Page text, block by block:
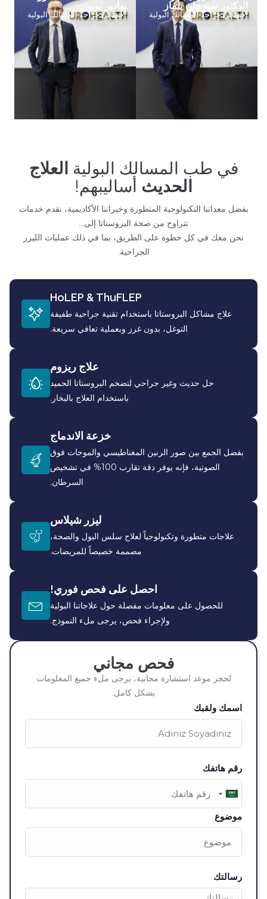
الدكتور سيرجان يلماز
أخصائي جراحة المسالك البولية
بهادير توبوز
أخصائي جراحة المسالك البولية
في طب المسالك البولية العلاج
الحديث أساليبهم!
بفضل معداتنا التكنولوجية المتطورة وخبراتنا الأكاديمية، نقدم خدمات
تتراوح من صحة البروستاتا إلى...
نحن معك في كل خطوة على الطريق، بما في ذلك عمليات الليزر
الجراحية.
HoLEP & ThuFLEP
علاج مشاكل البروستاتا باستخدام تقنية جراحية طفيفة
التوغل، بدون غرز وبعملية تعافي سريعة.
علاج ريزوم
حل حديث وغير جراحي لتضخم البروستاتا الحميد
باستخدام العلاج بالبخار.
خزعة الاندماج
بفضل الجمع بين صور الرنين المغناطيسي والموجات فوق
الصوتية، فإنه يوفر دقة تقارب 100% في تشخيص
السرطان.
ليزر شيلاس
علاجات متطورة وتكنولوجياً لعلاج سلس البول والصحة،
مصممة خصيصاً للمريضات.
احصل على فحص فوري!
للحصول على معلومات مفصلة حول علاجاتنا البولية
ولإجراء فحص، يرجى ملء النموذج.
فحص مجاني
لحجز موعد استشارة مجانية، يرجى ملء جميع المعلومات
بشكل كامل.
اسمك ولقبك
رقم هاتفك
Saudi
Arabia
+966
موضوع
رسالتك